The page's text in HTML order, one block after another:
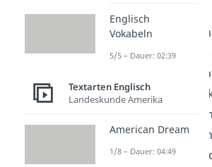
Kurz darauf
nach draußen, um
begrüßen. Sie
höflich und
Ehre seines
sich sehr
Empfang.
Englisch
Vokabeln
5/5 – Dauer: 02:39
Textarten Englisch
Landeskunde Amerika
American Dream
1/8 – Dauer: 04:49